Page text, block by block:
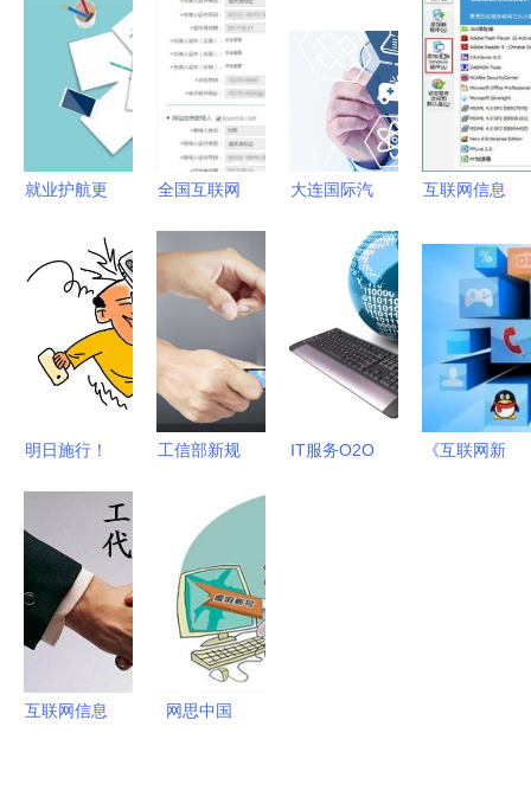
就业护航更
网时代求职
者的权益保
障指南
全国互联网
与互联网信
息服务备案
解
大连国际汽
多项互联网
相关业务办
理有调整
互联网信息
解决办法
明日施行！
炉，事关每
个内江人的
互联网信息
服务
工信部新规
体责任，未
备案APP不
得从事互联
网信息服务
IT服务O2O
《互联网新
互联网信息
网思中国